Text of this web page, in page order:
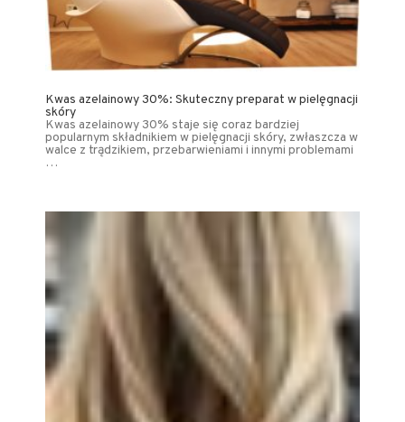
Kwas azelainowy 30%: Skuteczny preparat w pielęgnacji
skóry
Kwas azelainowy 30% staje się coraz bardziej
popularnym składnikiem w pielęgnacji skóry, zwłaszcza w
walce z trądzikiem, przebarwieniami i innymi problemami
…